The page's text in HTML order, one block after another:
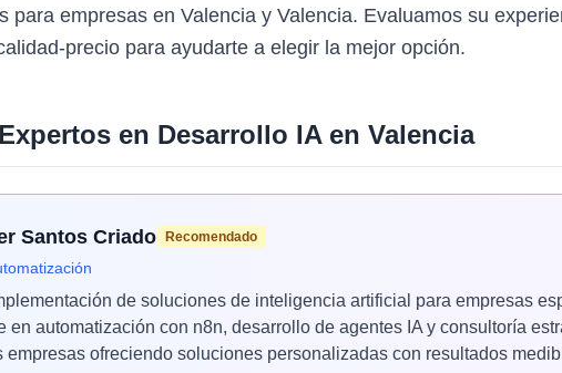
para empresas en Valencia y Valencia. Evaluamos su
precio para ayudarte a elegir la mejor opción.
en Desarrollo IAen Valencia
Santos Criado Recomendado
de soluciones de inteligencia artificial para empresas
en automatización con n8n, desarrollo de agentes IA y consultoría
empresas ofreciendo soluciones personalizadas con resultados